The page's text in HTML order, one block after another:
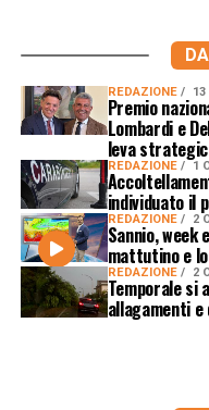
REDAZIONE 13
Premio
Lombardi e
leva
REDAZIONE 1
individuato il
REDAZIONE 2
Sannio,
mattutino e
REDAZIONE 2
Temporale si
allagamenti e